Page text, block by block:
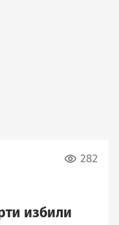
282
избили